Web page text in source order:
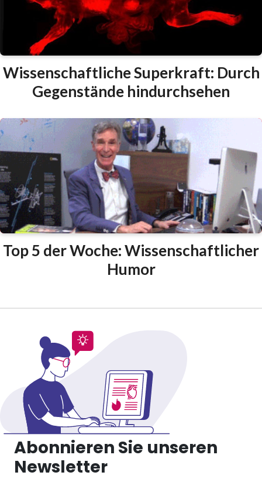
Wissenschaftliche Superkraft: Durch
Gegenstände hindurchsehen
Top 5 der Woche: Wissenschaftlicher
Humor
Abonnieren Sie unseren
Newsletter